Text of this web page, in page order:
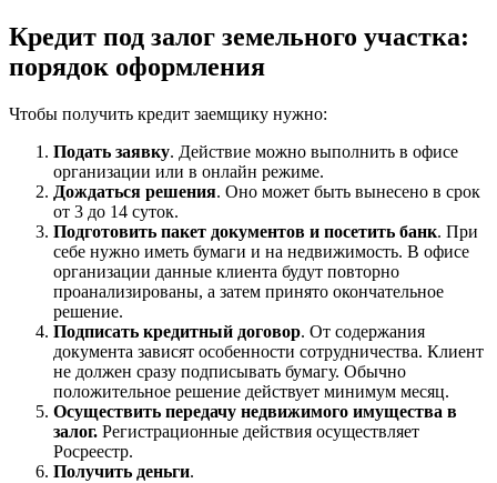
Кредит под залог земельного участка:
порядок оформления
Чтобы получить кредит заемщику нужно:
Подать заявку. Действие можно выполнить в офисе
организации или в онлайн режиме.
Дождаться решения. Оно может быть вынесено в срок
от 3 до 14 суток.
Подготовить пакет документов и посетить банк. При
себе нужно иметь бумаги и на недвижимость. В офисе
организации данные клиента будут повторно
проанализированы, а затем принято окончательное
решение.
Подписать кредитный договор. От содержания
документа зависят особенности сотрудничества. Клиент
не должен сразу подписывать бумагу. Обычно
положительное решение действует минимум месяц.
Осуществить передачу недвижимого имущества в
залог. Регистрационные действия осуществляет
Росреестр.
Получить деньги.